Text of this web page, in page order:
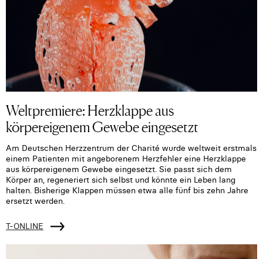
Weltpremiere: Herzklappe aus
körpereigenem Gewebe eingesetzt
Am Deutschen Herzzentrum der Charité wurde weltweit erstmals
einem Patienten mit angeborenem Herzfehler eine Herzklappe
aus körpereigenem Gewebe eingesetzt. Sie passt sich dem
Körper an, regeneriert sich selbst und könnte ein Leben lang
halten. Bisherige Klappen müssen etwa alle fünf bis zehn Jahre
ersetzt werden.
T-ONLINE